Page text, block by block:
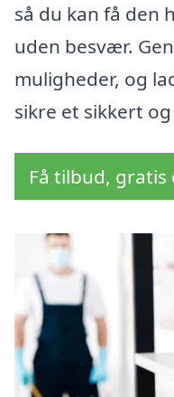
så du kan få den
uden besvær.
muligheder, og
sikre et sikkert
Få tilbud,